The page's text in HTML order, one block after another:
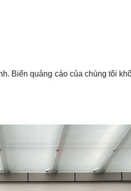
Biển quảng cáo của chúng tôi